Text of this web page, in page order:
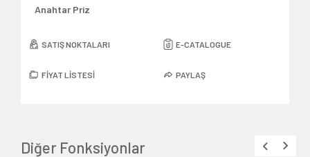
Anahtar Priz
SATIŞ NOKTALARI E-CATALOGUE
FİYAT LİSTESİ PAYLAŞ
Diğer Fonksiyonlar